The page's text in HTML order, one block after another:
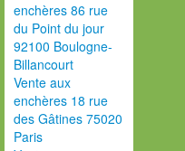
enchères 86 rue
du Point du jour
92100 Boulogne-
Billancourt
Vente aux
enchères 18 rue
des Gâtines 75020
Paris